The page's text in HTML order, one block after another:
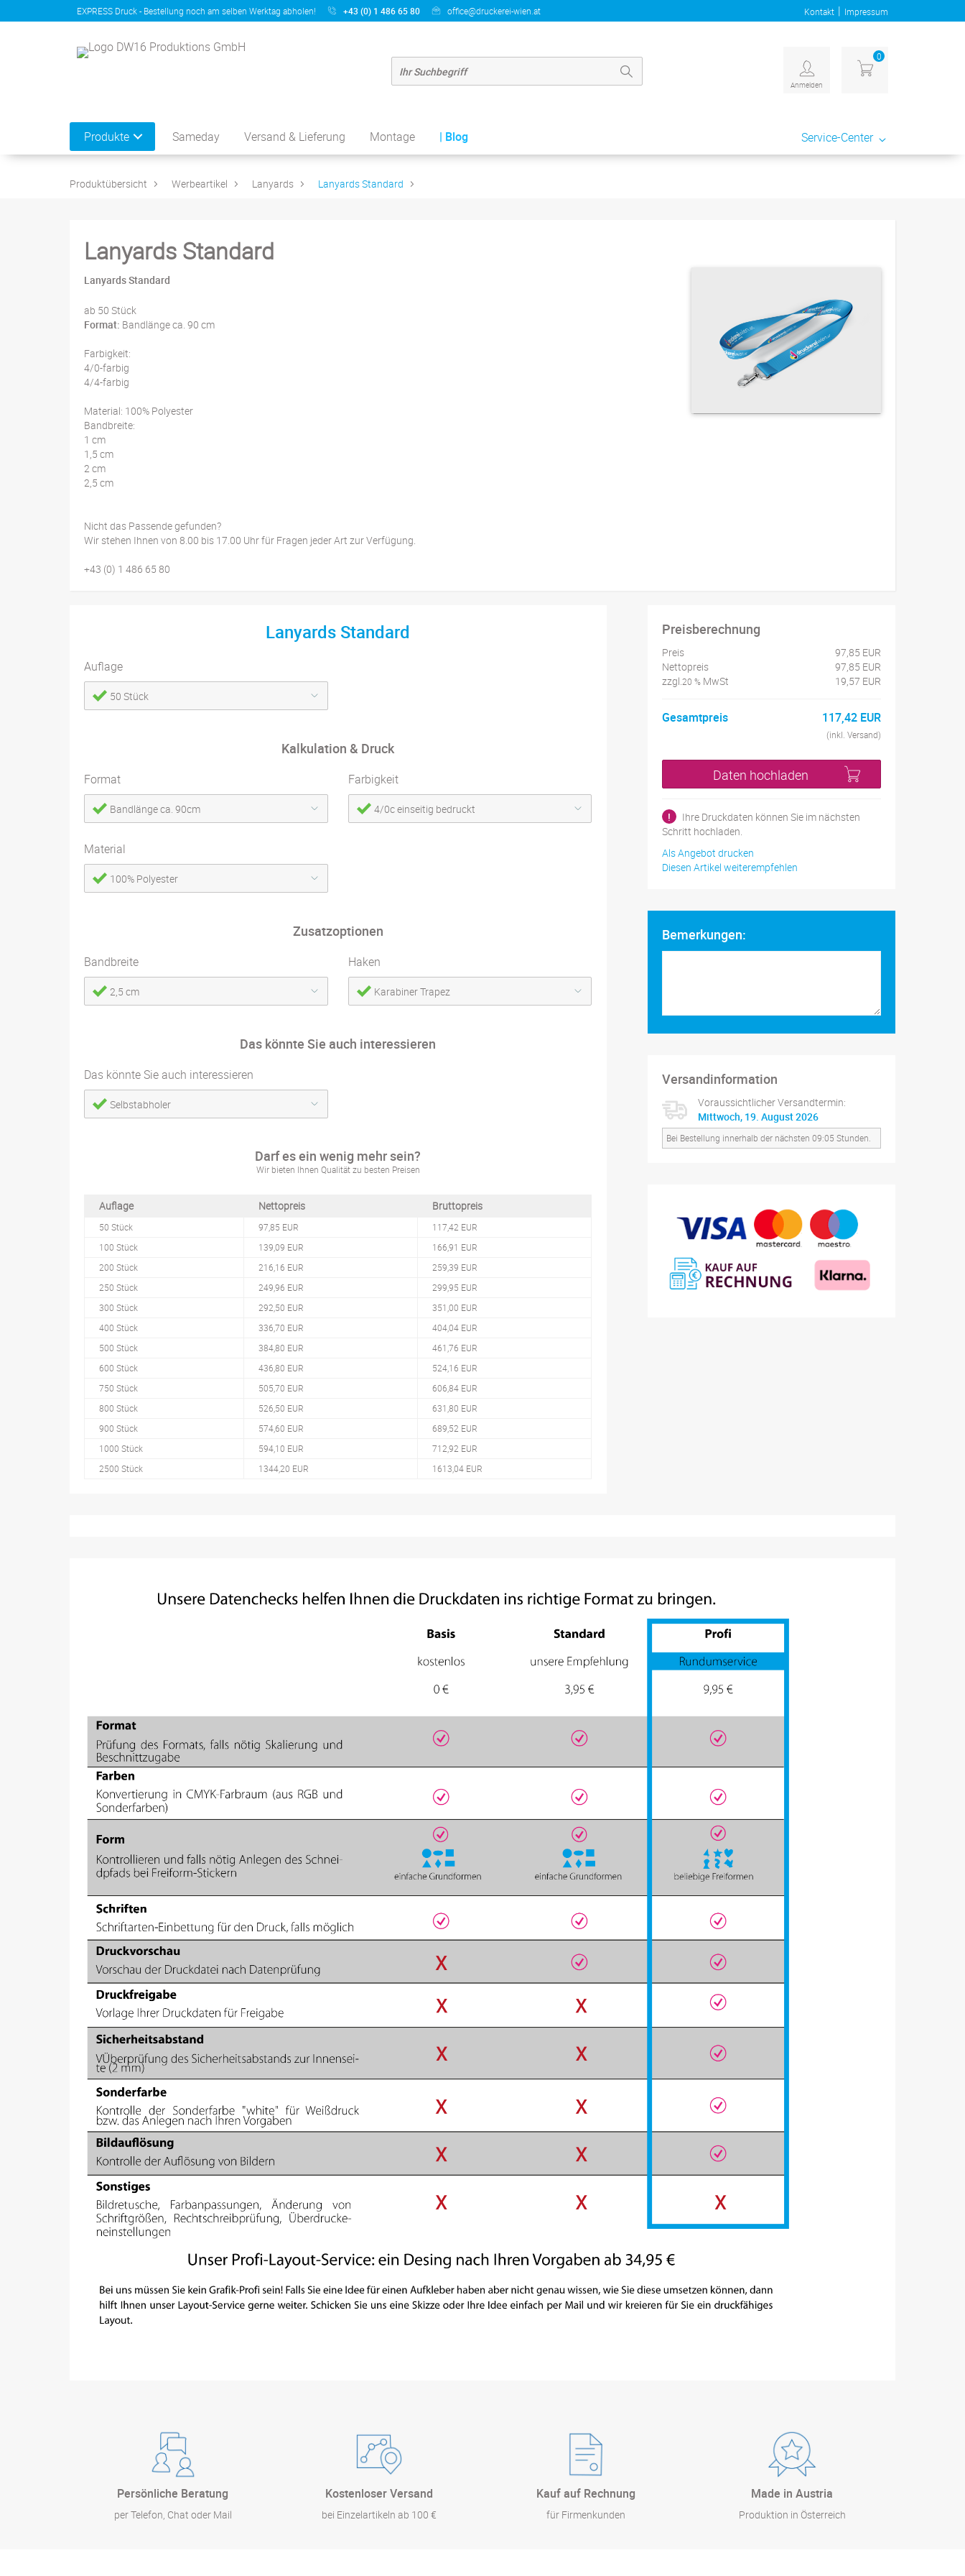
EXPRESS Druck - Bestellung noch am selben Werktag abholen! +43 (0) 1 486 65 80 office@druckerei-wien.at Kontakt | Impressum
Anmelden
0
Produkte Sameday Versand & Lieferung Montage | Blog Service-Center
Produktübersicht Werbeartikel Lanyards Lanyards Standard
Lanyards Standard
Lanyards Standard
ab 50 Stück
Format: Bandlänge ca. 90 cm
Farbigkeit:
4/0-farbig
4/4-farbig
Material: 100% Polyester
Bandbreite:
1 cm
1,5 cm
2 cm
2,5 cm
Nicht das Passende gefunden?
Wir stehen Ihnen von 8.00 bis 17.00 Uhr für Fragen jeder Art zur Verfügung.
+43 (0) 1 486 65 80
Lanyards Standard
Auflage
50 Stück
Kalkulation & Druck
Format
Bandlänge ca. 90cm
Farbigkeit
4/0c einseitig bedruckt
Material
100% Polyester
Zusatzoptionen
Bandbreite
2,5 cm
Haken
Karabiner Trapez
Das könnte Sie auch interessieren
Das könnte Sie auch interessieren
Selbstabholer
Darf es ein wenig mehr sein?
Wir bieten Ihnen Qualität zu besten Preisen
Auflage Nettopreis Bruttopreis
50 Stück 97,85 EUR
117,42 EUR
100 Stück
139,09 EUR
166,91 EUR
200 Stück
216,16 EUR
259,39 EUR
250 Stück
249,96 EUR
299,95 EUR
300 Stück
292,50 EUR
351,00 EUR
400 Stück
336,70 EUR
404,04 EUR
500 Stück
384,80 EUR
461,76 EUR
600 Stück
436,80 EUR
524,16 EUR
750 Stück
505,70 EUR
606,84 EUR
800 Stück
526,50 EUR
631,80 EUR
900 Stück
574,60 EUR
689,52 EUR
1000 Stück
594,10 EUR
712,92 EUR
2500 Stück
1344,20 EUR 1613,04 EUR
Preisberechnung
Preis
97,85 EUR
Nettopreis
97,85 EUR
zzgl.20 % MwSt 19,57 EUR
Gesamtpreis 117,42 EUR
(inkl. Versand)
Daten hochladen
!
Ihre Druckdaten können Sie im nächsten
Schritt hochladen.
Als Angebot drucken
Diesen Artikel weiterempfehlen
Bemerkungen:
Versandinformation
Voraussichtlicher Versandtermin:
Mittwoch, 19. August 2026
Bei Bestellung innerhalb der nächsten 09:05 Stunden.
Persönliche Beratung
per Telefon, Chat oder Mail
Kostenloser Versand
bei Einzelartikeln ab 100 €
Kauf auf Rechnung
für Firmenkunden
Made in Austria
Produktion in Österreich